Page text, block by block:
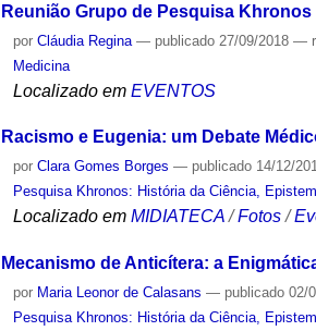
Reunião Grupo de Pesquisa Khronos
porCláudia Regina — publicado 27/09/2018—
Medicina
Localizado em EVENTOS
Racismo e Eugenia: um Debate
porClara Gomes Borges — publicado 14/12/
Pesquisa Khronos: História da Ciência,
Localizado em MIDIATECA /Fotos /
Mecanismo de Anticítera: a
por Maria Leonor de Calasans — publicado 02/
Pesquisa Khronos: História da Ciência,